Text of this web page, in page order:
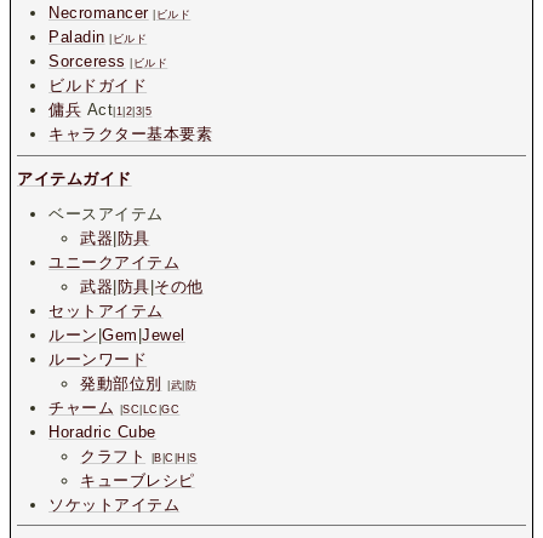
Necromancer| ビルド
Paladin ビルド
Sorceress ビルド
ビルドガイド
傭兵 Act 1 2 3 5
キャラクター基本要素
アイテムガイド
ベースアイテム
武器 防具
ユニークアイテム
武器 防具 その他
セットアイテム
ルーン |Gem |Jewel
ルーンワード
発動部位別
武 防
チャーム |SC LC |GC
Horadric Cube
クラフト
B |C H |S
キューブレシピ
ソケットアイテム